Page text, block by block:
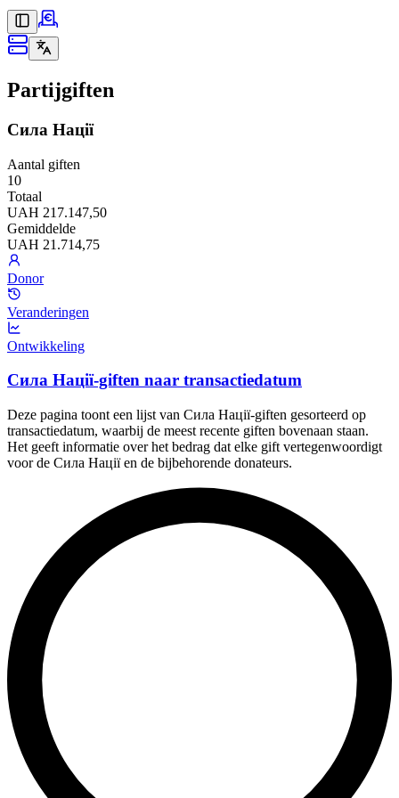
Partijgiften
Сила Нації
Aantal giften
10
Totaal
UAH 217.147,50
Gemiddelde
UAH 21.714,75
Donor
Veranderingen
Ontwikkeling
Сила Нації-giften naar transactiedatum
Deze pagina toont een lijst van Сила Нації-giften gesorteerd op
transactiedatum, waarbij de meest recente giften bovenaan staan.
Het geeft informatie over het bedrag dat elke gift vertegenwoordigt
voor de Сила Нації en de bijbehorende donateurs.